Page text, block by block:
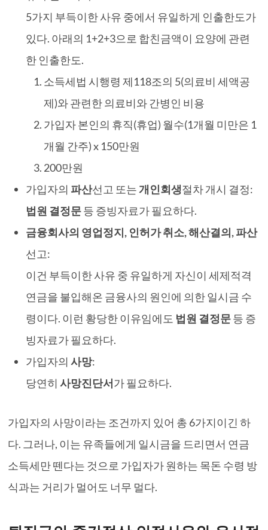
5가지 부득이한 사유 중에서 유일하게 인출한도가
있다. 아래의 1+2+3으로 합친금액이 요양에 관련
한 인출한도.
소득세법 시행령 제118조의 5(의료비 세액공
제)와 관련한 의료비와 간병인 비용
가입자 본인의 휴직(휴업) 월수(1개월 미만은 1
개월 간주) x 150만원
200만원
가입자의 파산선고 또는개인회생절차 개시 결정:
법원 결정문등 증빙자료가 필요하다.
금융회사의 영업정지, 인허가 취소, 해산결의, 파산
선고:
이건 부득이한 사유 중 유일하게 자신이 세제적격
연금을 불입해온 금융사의 원인에 의한 일시금 수
령이다. 이런 황당한 이유임에도 법원 결정문등 증
빙자료가 필요하다.
가입자의사망:
당연히사망진단서가 필요하다.
가입자의 사망이라는 조건까지 있어 총 6가지이긴 하
다. 그러나, 이는 유족들에게 일시금을 드리면서 연금
소득세만 뗀다는 것으로 가입자가 원하는 목돈 수령 방
식과는 거리가 멀어도 너무 멀다.